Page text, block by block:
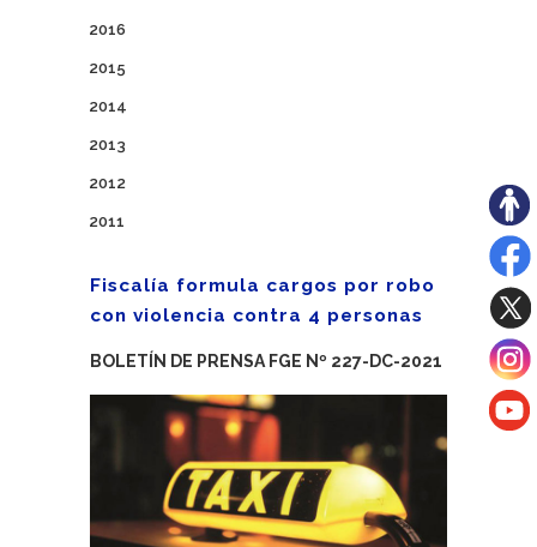
2016
2015
2014
2013
2012
2011
Fiscalía formula cargos por robo
con violencia contra 4 personas
BOLETÍN DE PRENSA FGE Nº 227-DC-2021